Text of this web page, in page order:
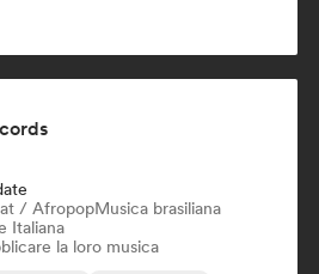
/ AfropopMusica brasiliana
Italiana
la loro musica